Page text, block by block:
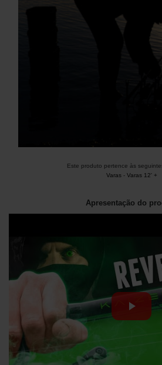
Este produto pertence às
Varas- Varas 12' +
Apresentação do